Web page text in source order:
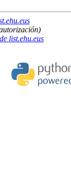
list.ehu.eus